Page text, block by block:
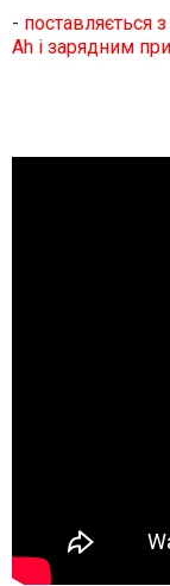
- поставляється
Ah і зарядним